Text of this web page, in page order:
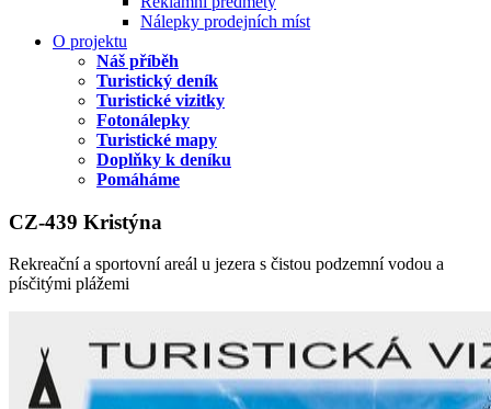
Nálepky prodejních míst
O projektu
Náš příběh
Turistický deník
Turistické vizitky
Fotonálepky
Turistické mapy
Doplňky k deníku
Pomáháme
CZ-439 Kristýna
Rekreační a sportovní areál u jezera s čistou podzemní vodou a
písčitými plážemi